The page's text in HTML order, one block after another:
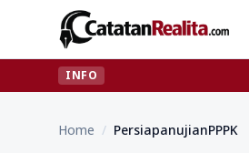
INFO
Home / PersiapanujianPPPK